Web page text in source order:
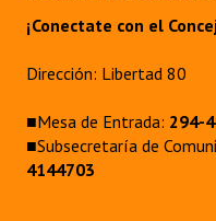
¡Conectate con el
Dirección: Libertad 80
■Mesa de Entrada: 294-
■Subsecretaría de
4144703